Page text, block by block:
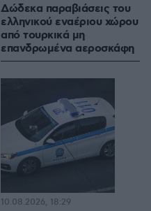
Δώδεκα παραβιάσεις του
ελληνικού εναέριου χώρου
από τουρκικά μη
επανδρωμένα αεροσκάφη
10.08.2026, 18:29